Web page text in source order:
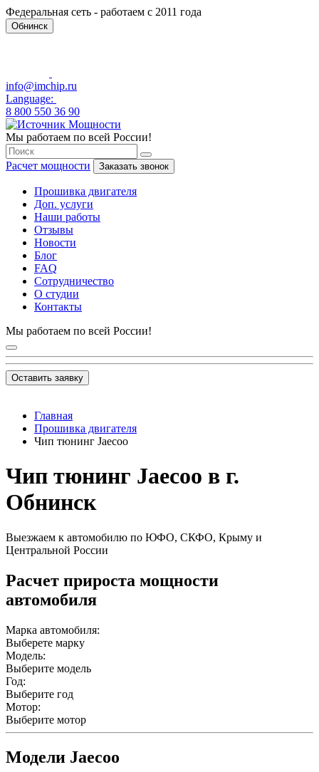
Федеральная сеть - работаем с 2011 года
Обнинск
info@imchip.ru
Language:
8 800 550 36 90
Мы работаем по всей России!
Расчет мощности Заказать звонок
Прошивка двигателя
Доп. услуги
Наши работы
Отзывы
Новости
Блог
FAQ
Сотрудничество
О студии
Контакты
Мы работаем по всей России!
Оставить заявку
Главная
Прошивка двигателя
Чип тюнинг Jaecoo
Чип тюнинг Jaecoo в г.
Обнинск
Выезжаем к автомобилю по ЮФО, СКФО, Крыму и
Центральной России
Расчет прироста мощности
автомобиля
Марка автомобиля:
Выберете марку
Модель:
Выберите модель
Год:
Выберите год
Мотор:
Выберите мотор
Модели Jaecoo